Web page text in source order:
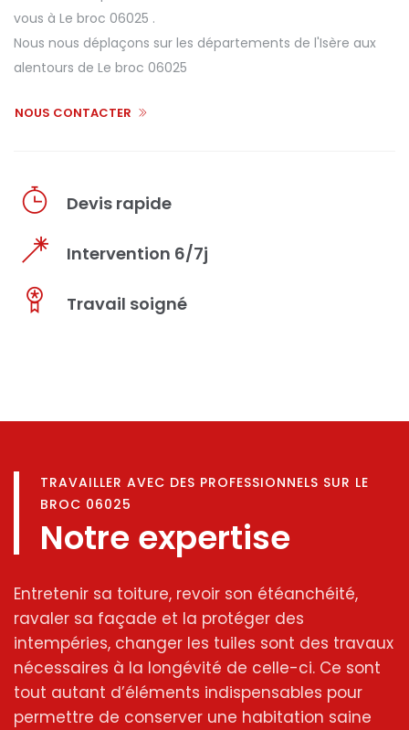
vous à Le broc 06025 .
Nous nous déplaçons sur les départements de l'Isère aux
alentours de Le broc 06025
NOUS CONTACTER
Devis rapide
Intervention 6/7j
Travail soigné
TRAVAILLER AVEC DES PROFESSIONNELS SUR LE
BROC 06025
Notre expertise
Entretenir sa toiture, revoir son étéanchéité,
ravaler sa façade et la protéger des
intempéries, changer les tuiles sont des travaux
nécessaires à la longévité de celle-ci. Ce sont
tout autant d’éléments indispensables pour
permettre de conserver une habitation saine